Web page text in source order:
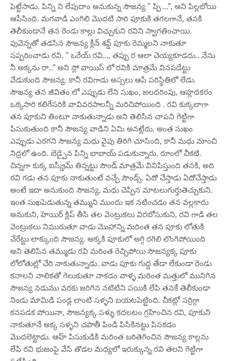
పెట్టేసాడు. పిన్ని ని లేపుదాం అనుకున్న సౌజన్య ” ప్పి …”, అని పిల్లబోయి
ఆపేసింది. మగవాడి ఎంగిలి మొదటి సారి పూకుకి తగలగానే, తనకి
తెలీకుండానే తన రెండు కాల్లు విచ్చుకుని రవిని స్వాగతించాయి.
పువెన్నతో తడసిన సౌజన్య క్లీన్ శవ్డ్ పూకు రెమ్మలని నాకుతూ
సప్పరించాడు రవి. ” ఒరేయ్ రవి…, తప్పు ర ఆలా చెయ్యకూడదు.. నేను
నీ అక్కను రా..” అని స్లో వాయిస్ లో రవికి మాత్రమే వినపడేట్టు
వేడుకుంది సౌజన్య. కానీ రవిగాడు అస్సలు ఆపే పరిస్థితిలో లేడు.
సౌజన్య తన జీవితం లో ఎప్పుడు లేని సుఖం, జలదరింపు, ఆహ్లదకరం
ఒక్కసారి కలిగేసరికి వావివరసాలన్నీ మరిచిపోయింది . రవి కుక్కలాగా
తన పూకుని తింటూ నాకుతున్నాడు అని తెలిసిన చాపని గెట్టిగా
పిసుకుతుంది కానీ సౌజన్య వాడిని ఏమి అనట్లేదు. అంత సుఖం
ఎప్పుడు ఎరగని సౌజన్య మధు వైపు తిరిగి చూసింది, కానీ మధు మాంచి
నిద్రలో ఉంది. బెడ్పైన పిన్ని బాబాయ్ పడుకున్నారు. రూంలో చీకటి.
చిన్నగా కుక్క ఐస్క్రీమ్ తిన్నట్టు సౌండ్ మాత్రమే వినిపిస్తుంది తనకి, అది
రవి గడు తన పూకు నాకుతుంటే వచ్చే సౌండ్స్. ఏదో చేస్తాడు ఏదోచేస్తాడు
అంటే ఇదా అనుకుంది సౌజన్య, మధు చెప్పిన మాటలుగుర్తుతెచ్చుకుని.
ఇంత సుఖపెడుతున్న తమ్ముని ముందు ఇక నటించడం తన వల్లకాదు
అనుకుని, హెయిర్ క్లిప్ తీసి తల వెంట్రుకలు విరబోసుకుని, రవి గాడి తల
వెంట్రుకలు నిమురుతూ వాడు మొహాన్ని మరింత తన పూకు లోతుకి
చేరేట్టు లాక్కుంది సౌజన్య. అక్కకి పూకులో అగ్గి రగిలి లొంగిపోయింది
అని తెలిసిన తమ్ముడు రవి మరింత రెచ్చిపోయి సౌజన్యక్క పూకు
లోలోతుల్లో చేరి నాకుతున్నాడు. వాడు పూకు గుద్ద తేడా లేకుండా రెండు
కనాలని నాలికతో గెలుకుతూ నాకడం వాళ్ళ మరింత మత్తులో మునిగిన
సౌజన్య నడుము వరకు జరిగిన నటిటిని పయికి లేపి తనకే తెలీకుండా
నిండు మామిడి పండ్ల లాంటి సళ్ళని బయటపెట్టింది. చీకట్లో సర్రిగ్గా
కనపడక పోయినా, సౌజన్యక్క సళ్ళు కదలటం గ్రహించిన రవి, పూకుని
నాకుతూనే అక్క సళ్ళని చపాతీ పిండి పిసికినట్టు పిసకడం
మొదలెట్టాడు. ఆహ్ పిసుకుడికి మరింత బరితెగించిన సౌజన్య కాల్లను
లేపి రవి భుజంపై వేసి తొడల మధ్యలో ఇరుక్కున్న రవి తలని గెట్టిగా